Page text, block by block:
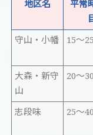
地区名
平常
守山・小幡 15〜
大森・新守
山
20〜
志段味
25〜